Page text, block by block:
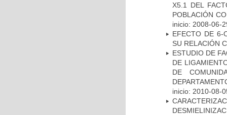
X5.1 DEL
POBLACIÓN
inicio: 2008-06-
EFECTO DE 6-
SU RELACIÓN
ESTUDIO DE
DE
DE
inicio: 2010-08-